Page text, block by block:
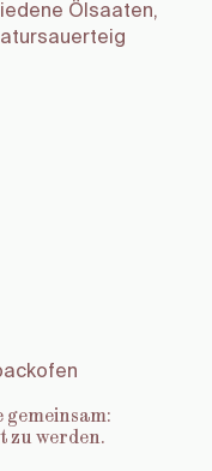
Ölsaaten,
zu werden.